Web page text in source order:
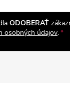
ODOBERAŤ
osobných údajov.